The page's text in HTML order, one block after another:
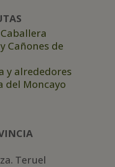
Cañones de
y alrededores
del Moncayo
Teruel